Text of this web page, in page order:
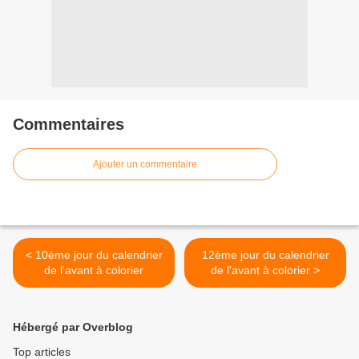
Commentaires
Ajouter un commentaire
< 10ème jour du calendrier
de l'avant à colorier
12ème jour du calendrier
de l'avant à colorier >
Hébergé par Overblog
Top articles